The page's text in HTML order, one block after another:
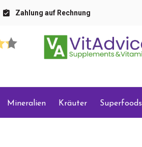
Zahlung auf Rechnung
Mineralien Kräuter Superfoods